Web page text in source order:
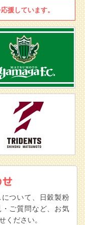
応援しています。
ついて、日穀製粉
ご質問など、お気
ください。